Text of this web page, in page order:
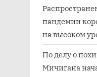
пандемии
на высоком
По делу о
Мичигана